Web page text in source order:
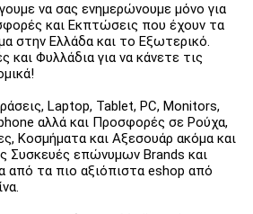
να σας ενημερώνουμε μόνο για
και Εκπτώσεις που έχουν τα
στην Ελλάδα και το Εξωτερικό.
και Φυλλάδια για να κάνετε τις
Laptop, Tablet, PC, Monitors,
αλλά και Προσφορές σε Ρούχα,
Κοσμήματα και Αξεσουάρ ακόμα και
Συσκευές επώνυμων Brands και
από τα πιο αξιόπιστα eshop από